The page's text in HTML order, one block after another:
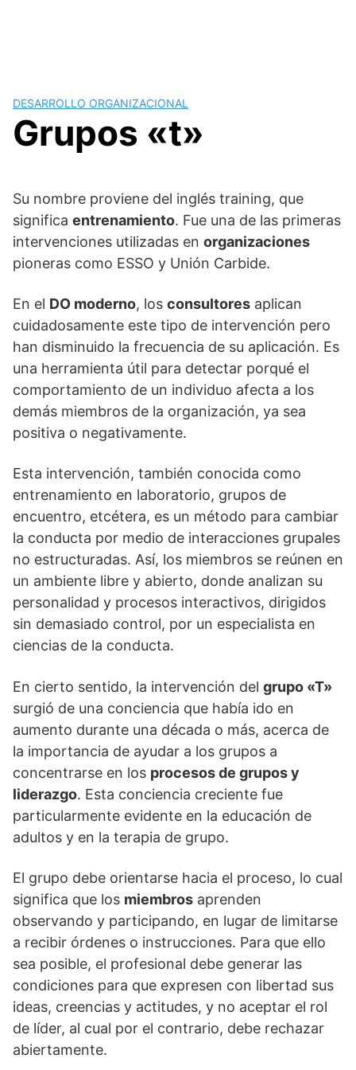
DESARROLLO ORGANIZACIONAL
Grupos «t»
Su nombre proviene del inglés training, que
significa entrenamiento. Fue una de las primeras
intervenciones utilizadas en organizaciones
pioneras como ESSO y Unión Carbide.
En el DO moderno, los consultores aplican
cuidadosamente este tipo de intervención pero
han disminuido la frecuencia de su aplicación. Es
una herramienta útil para detectar porqué el
comportamiento de un individuo afecta a los
demás miembros de la organización, ya sea
positiva o negativamente.
Esta intervención, también conocida como
entrenamiento en laboratorio, grupos de
encuentro, etcétera, es un método para cambiar
la conducta por medio de interacciones grupales
no estructuradas. Así, los miembros se reúnen en
un ambiente libre y abierto, donde analizan su
personalidad y procesos interactivos, dirigidos
sin demasiado control, por un especialista en
ciencias de la conducta.
En cierto sentido, la intervención del grupo «T»
surgió de una conciencia que había ido en
aumento durante una década o más, acerca de
la importancia de ayudar a los grupos a
concentrarse en los procesos de grupos y
liderazgo. Esta conciencia creciente fue
particularmente evidente en la educación de
adultos y en la terapia de grupo.
El grupo debe orientarse hacia el proceso, lo cual
significa que los miembros aprenden
observando y participando, en lugar de limitarse
a recibir órdenes o instrucciones. Para que ello
sea posible, el profesional debe generar las
condiciones para que expresen con libertad sus
ideas, creencias y actitudes, y no aceptar el rol
de líder, al cual por el contrario, debe rechazar
abiertamente.